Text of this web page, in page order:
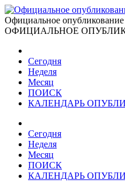
Официальное
ОФИЦИАЛЬНОЕ
Сегодня
Неделя
Месяц
ПОИСК
КАЛЕНДАРЬ
Сегодня
Неделя
Месяц
ПОИСК
КАЛЕНДАРЬ